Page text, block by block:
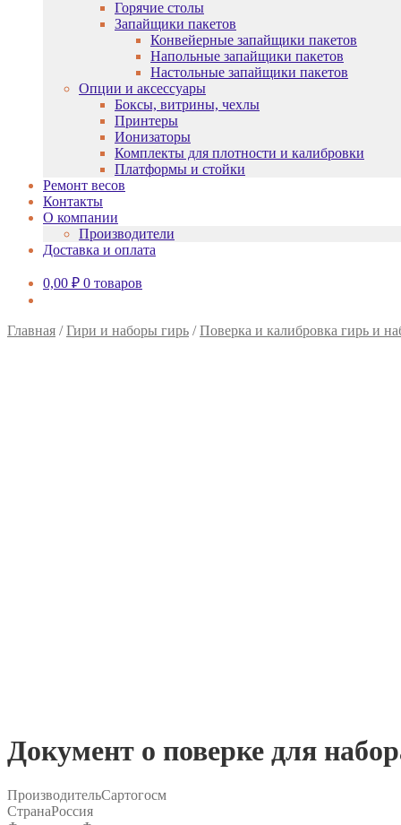
Горячие столы
Запайщики пакетов
Конвейерные запайщики пакетов
Напольные запайщики пакетов
Настольные запайщики пакетов
Опции и аксессуары
Боксы, витрины, чехлы
Принтеры
Ионизаторы
Комплекты для плотности и калибровки
Платформы и стойки
Ремонт весов
Контакты
О компании
Производители
Доставка и оплата
0,00 ₽ 0 товаров
Главная /Гири и наборы гирь /Поверка и калибровка гирь и
Документ о поверке для
ПроизводительСартогосм
СтранаРоссия